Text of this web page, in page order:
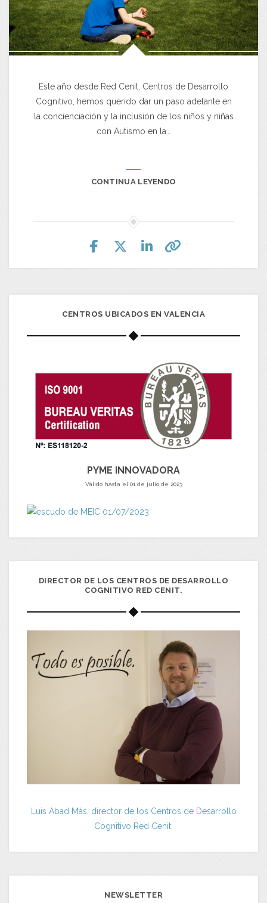
Este año desde Red Cenit, Centros de Desarrollo
Cognitivo, hemos querido dar un paso adelante en
la concienciación y la inclusión de los niños y niñas
con Autismo en la…
CONTINUA LEYENDO
CENTROS UBICADOS EN VALENCIA
PYME INNOVADORA
Válido hasta el 01 de julio de 2023
DIRECTOR DE LOS CENTROS DE DESARROLLO
COGNITIVO RED CENIT.
Luis Abad Más, director de los Centros de Desarrollo
Cognitivo Red Cenit.
NEWSLETTER